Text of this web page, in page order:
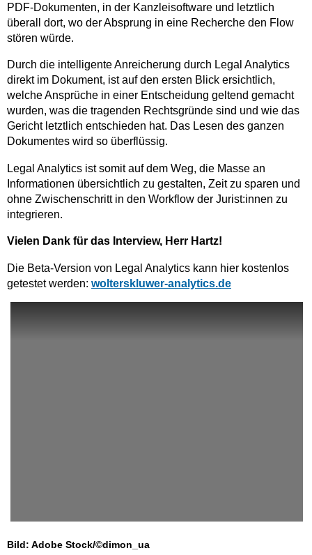
PDF-Dokumenten, in der Kanzleisoftware und letztlich
überall dort, wo der Absprung in eine Recherche den Flow
stören würde.
Durch die intelligente Anreicherung durch Legal Analytics
direkt im Dokument, ist auf den ersten Blick ersichtlich,
welche Ansprüche in einer Entscheidung geltend gemacht
wurden, was die tragenden Rechtsgründe sind und wie das
Gericht letztlich entschieden hat. Das Lesen des ganzen
Dokumentes wird so überflüssig.
Legal Analytics ist somit auf dem Weg, die Masse an
Informationen übersichtlich zu gestalten, Zeit zu sparen und
ohne Zwischenschritt in den Workflow der Jurist:innen zu
integrieren.
Vielen Dank für das Interview, Herr Hartz!
Die Beta-Version von Legal Analytics kann hier kostenlos
getestet werden: wolterskluwer-analytics.de
Bild: Adobe Stock/©dimon_ua